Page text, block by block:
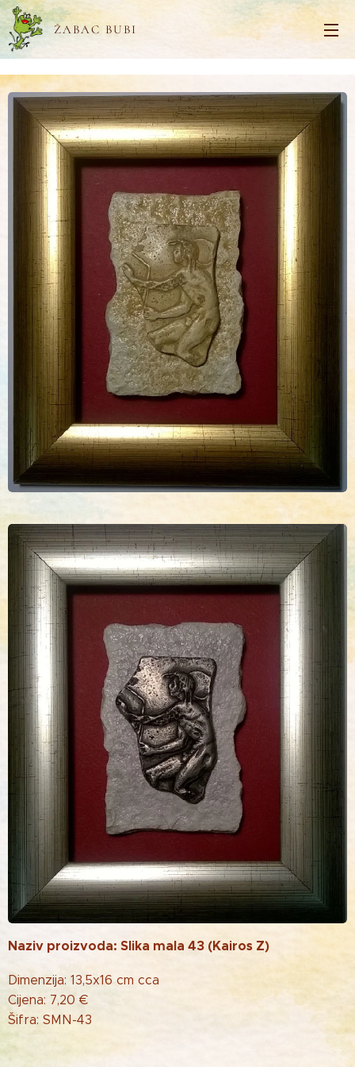
ŽABAC BUBI
Naziv proizvoda: Slika mala 43 (Kairos Z)
Dimenzija: 13,5x16 cm cca
Cijena: 7,20 €
Šifra: SMN-43